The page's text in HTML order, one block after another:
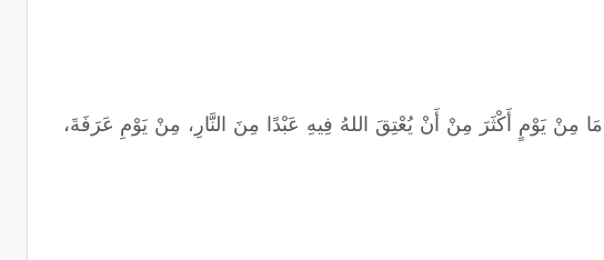
يَوْمٍ أَكْثَرَ مِنْ أَنْ يُعْتِقَ اللهُ فِيهِ عَبْدًا مِنَ النَّارِ، مِنْ يَوْمِ عَرَفَةَ،